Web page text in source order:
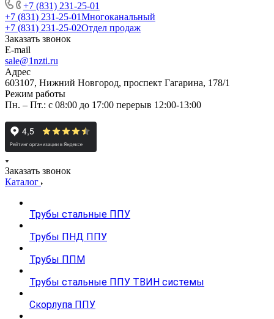
+7 (831) 231-25-01
+7 (831) 231-25-01Многоканальный
+7 (831) 231-25-02Отдел продаж
Заказать звонок
E-mail
sale@1nzti.ru
Адрес
603107, Нижний Новгород, проспект Гагарина, 178/1
Режим работы
Пн. – Пт.: с 08:00 до 17:00 перерыв 12:00-13:00
Заказать звонок
Каталог
Трубы стальные ППУ
Трубы ПНД ППУ
Трубы ППМ
Трубы стальные ППУ ТВИН системы
Скорлупа ППУ